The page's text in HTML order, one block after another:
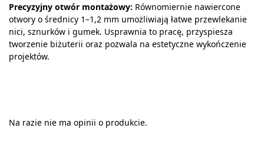
Precyzyjny otwór montażowy: Równomiernie nawiercone
otwory o średnicy 1–1,2 mm umożliwiają łatwe przewlekanie
nici, sznurków i gumek. Usprawnia to pracę, przyspiesza
tworzenie biżuterii oraz pozwala na estetyczne wykończenie
projektów.
Na razie nie ma opinii o produkcie.